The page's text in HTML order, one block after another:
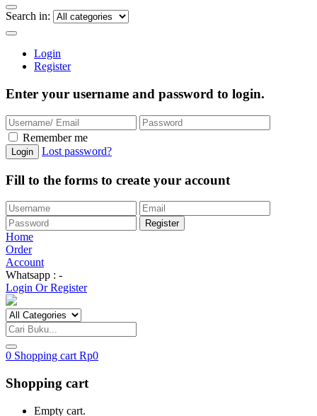
Search in:
Login
Register
Enter your username and password to login.
Remember me
Lost password?
Fill to the forms to create your account
Home
Order
Account
Whatsapp : -
Login Or Register
0 Shopping cart Rp0
Shopping cart
Empty cart.